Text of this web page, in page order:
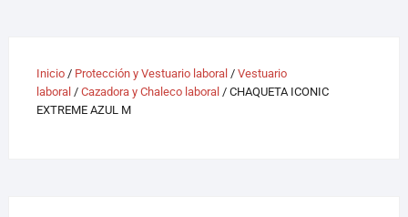
Inicio/ Protección y Vestuario laboral / Vestuario
laboral / Cazadora y Chaleco laboral / CHAQUETA ICONIC
EXTREME AZUL M